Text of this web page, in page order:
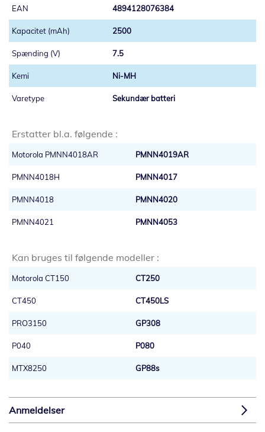
4894128076384
2500
7.5
Ni-MH
Sekundær batteri
Erstatter bl.a. følgende :
Motorola PMNN4018AR PMNN4019AR
PMNN4018H PMNN4017
PMNN4018 PMNN4020
PMNN4021 PMNN4053
Kan bruges til følgende modeller :
Motorola CT150 CT250
CT450 CT450LS
PRO3150 GP308
P040 P080
MTX8250 GP88s
Anmeldelser